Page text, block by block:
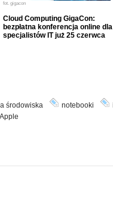
fot. gigacon
Cloud Computing GigaCon:
bezpłatna konferencja online dla
specjalistów IT już 25 czerwca
środowiska notebooki
Apple